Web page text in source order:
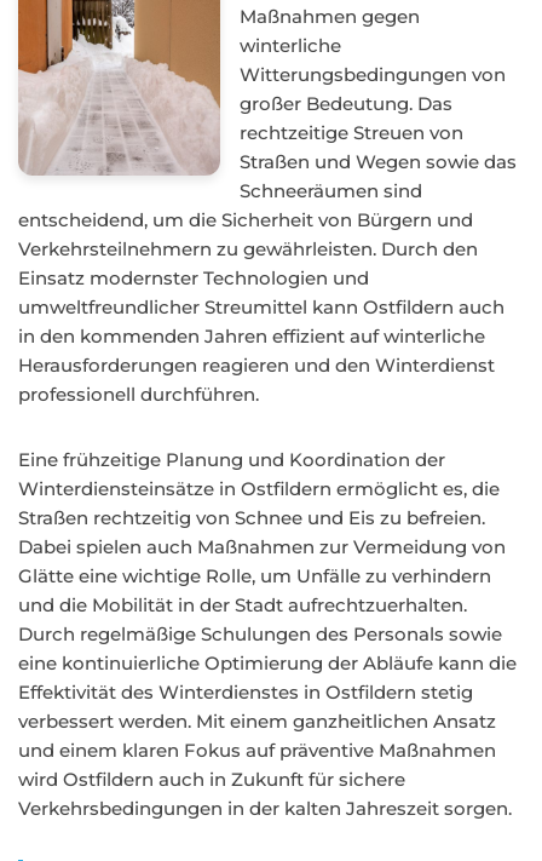
Maßnahmen gegen
winterliche
Witterungsbedingungen von
großer Bedeutung. Das
rechtzeitige Streuen von
Straßen und Wegen sowie das
Schneeräumen sind
entscheidend, um die Sicherheit von Bürgern und
Verkehrsteilnehmern zu gewährleisten. Durch den
Einsatz modernster Technologien und
umweltfreundlicher Streumittel kann Ostfildern auch
in den kommenden Jahren effizient auf winterliche
Herausforderungen reagieren und den Winterdienst
professionell durchführen.
Eine frühzeitige Planung und Koordination der
Winterdiensteinsätze in Ostfildern ermöglicht es, die
Straßen rechtzeitig von Schnee und Eis zu befreien.
Dabei spielen auch Maßnahmen zur Vermeidung von
Glätte eine wichtige Rolle, um Unfälle zu verhindern
und die Mobilität in der Stadt aufrechtzuerhalten.
Durch regelmäßige Schulungen des Personals sowie
eine kontinuierliche Optimierung der Abläufe kann die
Effektivität des Winterdienstes in Ostfildern stetig
verbessert werden. Mit einem ganzheitlichen Ansatz
und einem klaren Fokus auf präventive Maßnahmen
wird Ostfildern auch in Zukunft für sichere
Verkehrsbedingungen in der kalten Jahreszeit sorgen.